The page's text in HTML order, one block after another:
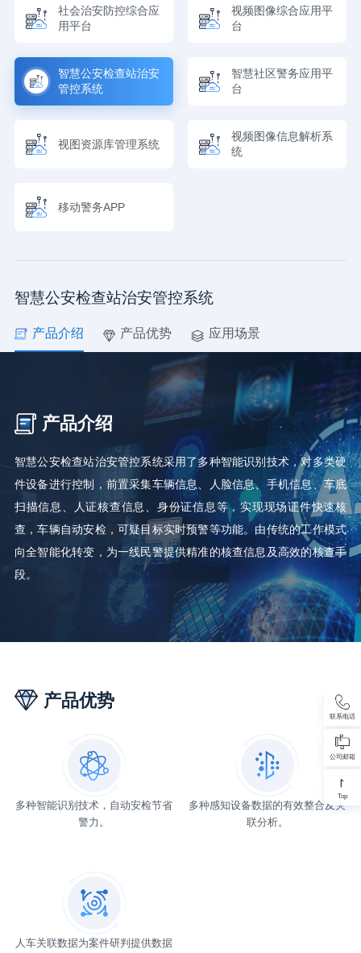
社会治安防控综合应
用平台
视频图像综合应用平
台
智慧公安检查站治安
管控系统
智慧社区警务应用平
台
视图资源库管理系统
视频图像信息解析系
统
移动警务APP
智慧公安检查站治安管控系统
产品介绍 产品优势 应用场景
产品介绍
智慧公安检查站治安管控系统采用了多种智能识别技术，对多类硬
件设备进行控制，前置采集车辆信息、人脸信息、手机信息、车底
扫描信息、人证核查信息、身份证信息等，实现现场证件快速核
查，车辆自动安检，可疑目标实时预警等功能。由传统的工作模式
向全智能化转变，为一线民警提供精准的核查信息及高效的核查手
段。
产品优势
多种智能识别技术，自动安检节省
警力。
多种感知设备数据的有效整合及关
联分析。
人车关联数据为案件研判提供数据
联系电话
公司邮箱
Top